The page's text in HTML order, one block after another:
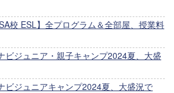
校 ESL】全プログラム＆全部屋、授業料
ビジュニア・親子キャンプ2024夏、大盛
ビジュニアキャンプ2024夏、大盛況で